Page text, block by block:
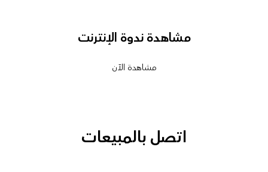
مشاهدة ندوة الإنترنت
مشاهدة الآن
اتصل بالمبيعات